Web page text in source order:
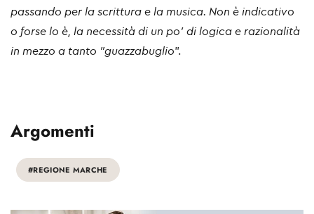
passando per la scrittura e la musica. Non è indicativo
o forse lo è, la necessità di un po' di logica e razionalità
in mezzo a tanto "guazzabuglio".
Argomenti
#REGIONE MARCHE